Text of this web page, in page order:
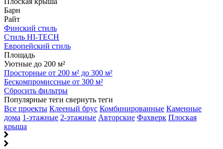
Барн
Райт
Финский стиль
Стиль HI-TECH
Европейский стиль
Площадь
Уютные до 200 м²
Просторные от 200 м² до 300 м²
Бескомпромиссные от 300 м²
Сбросить фильтры
Популярные теги свернуть теги
Все проекты Клееный брус Комбинированные Каменные
дома 1-этажные 2-этажные Авторские Фахверк Плоская
крыша